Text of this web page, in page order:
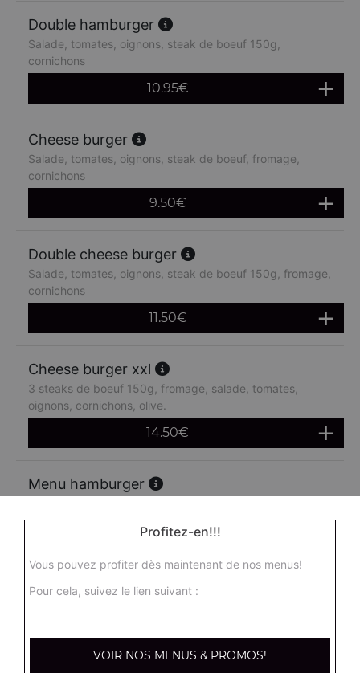
Double hamburger
Salade, tomates, oignons, steak de boeuf 150g,
cornichons
10.95€
Cheese burger
Salade, tomates, oignons, steak de boeuf, fromage,
cornichons
9.50€
Double cheese burger
Salade, tomates, oignons, steak de boeuf 150g, fromage,
cornichons
11.50€
Cheese burger xxl
3 steaks de boeuf 150g, fromage, salade, tomates,
oignons, cornichons, olive.
14.50€
Menu hamburger
frites + 1 boisson 33 cl
Menu double hamburger
cornichons + frites + 1 boisson 33 cl
16.90€
Profitez-en!!!
Vous pouvez profiter dès maintenant de nos menus!
Pour cela, suivez le lien suivant :
VOIR NOS MENUS & PROMOS!